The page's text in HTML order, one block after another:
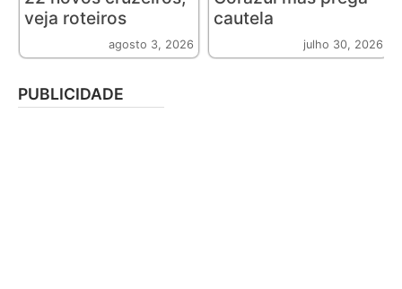
veja roteiros
agosto 3, 2026
cautela
julho 30, 2026
PUBLICIDADE